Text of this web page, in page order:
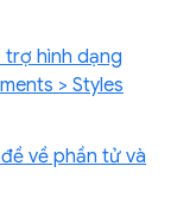
hình dạng
> Styles
về phần tử và